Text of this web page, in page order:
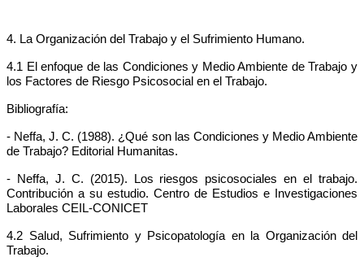
4. La Organización del Trabajo y el Sufrimiento Humano.
4.1 El enfoque de las Condiciones y Medio Ambiente de Trabajo y
los Factores de Riesgo Psicosocial en el Trabajo.
Bibliografía:
- Neffa, J. C. (1988). ¿Qué son las Condiciones y Medio Ambiente
de Trabajo? Editorial Humanitas.
-
Neffa, J. C. (2015). Los riesgos psicosociales en el trabajo.
Contribución a su estudio. Centro de Estudios e Investigaciones
Laborales CEIL-CONICET
4.2 Salud, Sufrimiento y Psicopatología en la Organización del
Trabajo.